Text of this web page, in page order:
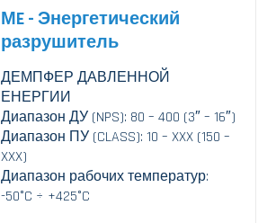
МE - Энергетический
разрушитель
ДЕМПФЕР ДАВЛЕННОЙ
ЕНЕРГИИ
Диапазон ДУ (NPS): 80 – 400 (3″ – 16″)
Диапазон ПУ (CLASS): 10 – XXX (150 –
XXX)
Диапазон рабочих температур:
-50°C ÷ +425°C